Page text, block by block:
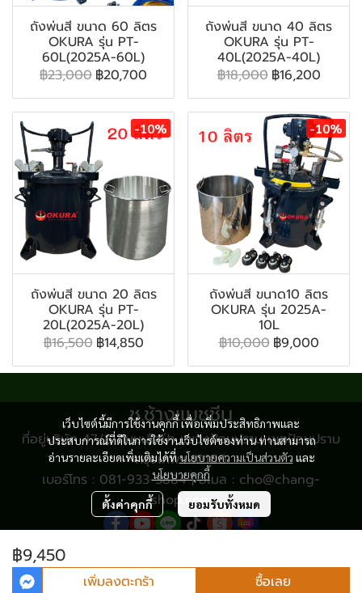
ถังพ่นสี ขนาด 60 ลิตร
OKURA รุ่น PT-
60L(2025A-60L)
฿23,000 ฿20,700
ถังพ่นสี ขนาด 40 ลิตร
OKURA รุ่น PT-
40L(2025A-40L)
฿18,000 ฿16,200
-10%
ถังพ่นสี ขนาด 20 ลิตร
OKURA รุ่น PT-
20L(2025A-20L)
฿16,500 ฿14,850
-10%
ถังพ่นสี ขนาด10 ลิตร
OKURA รุ่น 2025A-
10L
฿10,000 ฿9,000
฿9,450
เพิ่มลงตะกร้า ซื้อเลย
เว็บไซต์นี้มีการใช้งานคุกกี้ เพื่อเพิ่มประสิทธิภาพและ
ประสบการณ์ที่ดีในการใช้งานเว็บไซต์ของท่าน ท่านสามารถ
อ่านรายละเอียดเพิ่มเติมได้ที่นโยบายความเป็นส่วนตัว และ
นโยบายคุกกี้
ตั้งค่าคุกกี้ ยอมรับทั้งหมด
ช.ช้างแมชชีน
ที่อยู่บริษัท 47/8 ถนนเสือป่า แขวงป้อมปราบ เขตป้อมปราบ
กรุงเทพฯ 10100
เบอร์โทร : 081-933-3884 | อีเมล : cho@chang-
shop.com
© Copyright 2024 All Rights Reserved.